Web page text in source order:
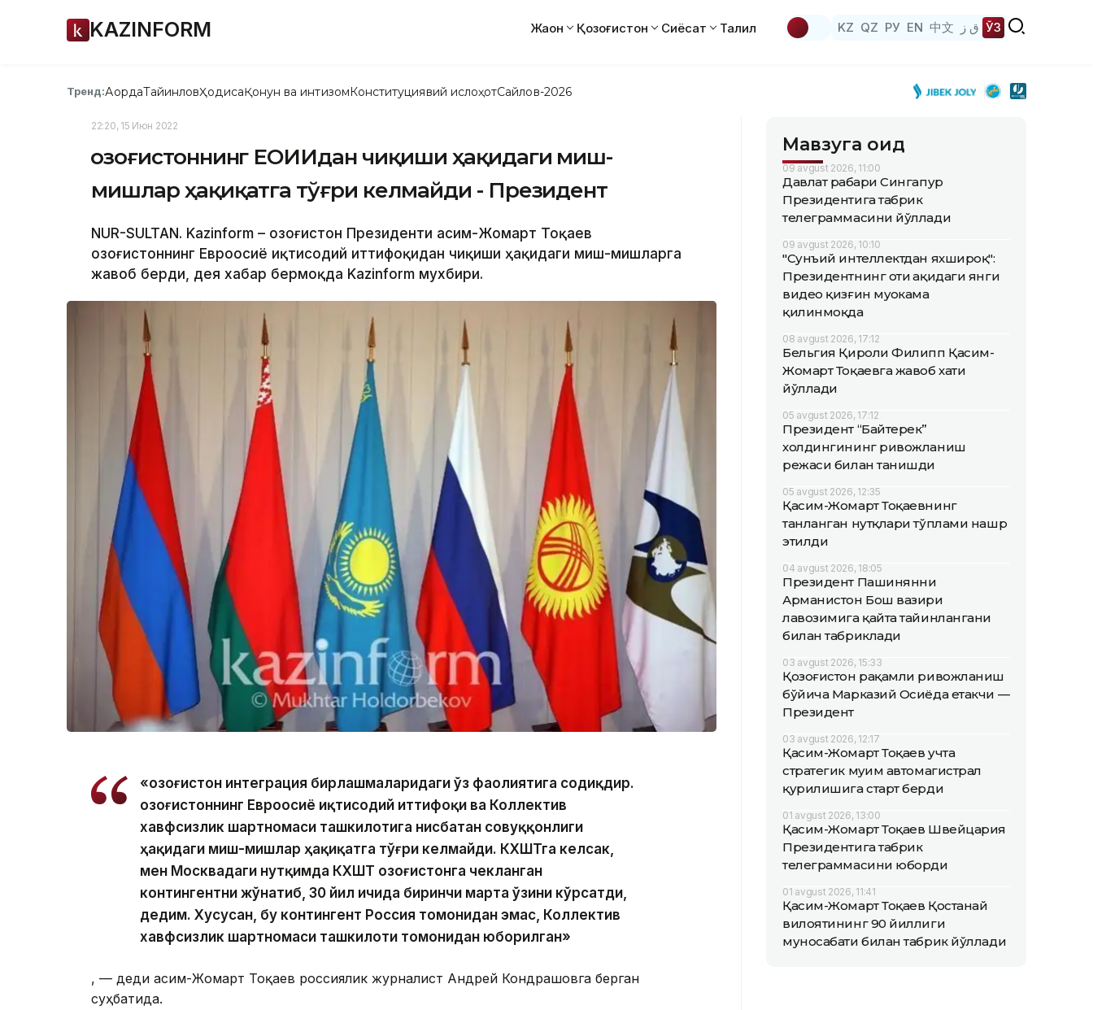
KAZINFORM Жаҳон Қозоғистон Сиёсат Таҳлил KZ QZ РУ EN 中文 ق ز ЎЗ
Тренд:АқордаТайинловҲодисаҚонун ва интизомКонституциявий ислоҳотСайлов-2026
22:20, 15 Июн 2022
Қозоғистоннинг ЕОИИдан чиқиши ҳақидаги миш-
мишлар ҳақиқатга тўғри келмайди - Президент
NUR-SULTAN. Kazinform – Қозоғистон Президенти Қасим-Жомарт Тоқаев
Қозоғистоннинг Евроосиё иқтисодий иттифоқидан чиқиши ҳақидаги миш-мишларга
жавоб берди, дея хабар бермоқда Kazinform мухбири.
«Қозоғистон интеграция бирлашмаларидаги ўз фаолиятига содиқдир.
Қозоғистоннинг Евроосиё иқтисодий иттифоқи ва Коллектив
хавфсизлик шартномаси ташкилотига нисбатан совуққонлиги
ҳақидаги миш-мишлар ҳақиқатга тўғри келмайди. КХШТга келсак,
мен Москвадаги нутқимда КХШТ Қозоғистонга чекланган
контингентни жўнатиб, 30 йил ичида биринчи марта ўзини кўрсатди,
дедим. Хусусан, бу контингент Россия томонидан эмас, Коллектив
хавфсизлик шартномаси ташкилоти томонидан юборилган»
, — деди Қасим-Жомарт Тоқаев россиялик журналист Андрей Кондрашовга берган
суҳбатида.
Мавзуга оид
09 avgust 2026, 11:00
Давлат раҳбари Сингапур
Президентига табрик
телеграммасини йўллади
09 avgust 2026, 10:10
"Сунъий интеллектдан яхшироқ":
Президентнинг оти ҳақидаги янги
видео қизғин муҳокама
қилинмоқда
08 avgust 2026, 17:12
Бельгия Қироли Филипп Қасим-
Жомарт Тоқаевга жавоб хати
йўллади
05 avgust 2026, 17:12
Президент “Байтерек”
холдингининг ривожланиш
режаси билан танишди
05 avgust 2026, 12:35
Қасим-Жомарт Тоқаевнинг
танланган нутқлари тўплами нашр
этилди
04 avgust 2026, 18:05
Президент Пашинянни
Арманистон Бош вазири
лавозимига қайта тайинлангани
билан табриклади
03 avgust 2026, 15:33
Қозоғистон рақамли ривожланиш
бўйича Марказий Осиёда етакчи —
Президент
03 avgust 2026, 12:17
Қасим-Жомарт Тоқаев учта
стратегик муҳим автомагистрал
қурилишига старт берди
01 avgust 2026, 13:00
Қасим-Жомарт Тоқаев Швейцария
Президентига табрик
телеграммасини юборди
01 avgust 2026, 11:41
Қасим-Жомарт Тоқаев Қостанай
вилоятининг 90 йиллиги
муносабати билан табрик йўллади